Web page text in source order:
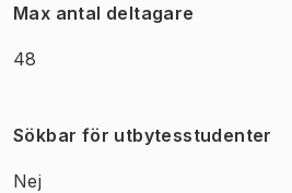
Max antal deltagare
48
Sökbar för utbytesstudenter
Nej